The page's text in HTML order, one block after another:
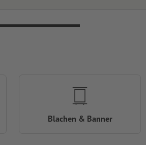
Blachen & Banner